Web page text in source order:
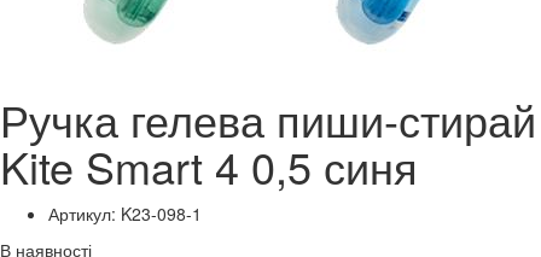
Ручка гелева пиши-стирай
Kite Smart 4 0,5 синя
Артикул: K23-098-1
В наявності